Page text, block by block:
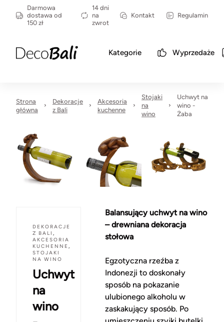
Darmowa
dostawa od
150 zł
14 dni
na
zwrot
Kontakt Regulamin
Kategorie Wyprzedaże
Strona
główna
Dekoracje
z Bali
Akcesoria
kuchenne
Stojaki
na
wino
Uchwyt na
wino -
Żaba
DEKORACJE
Z BALI ,
AKCESORIA
KUCHENNE ,
STOJAKI
NA WINO
Uchwyt
na
wino
Balansujący uchwyt na wino
– drewniana dekoracja
stołowa
Egzotyczna rzeźba z
Indonezji to doskonały
sposób na pokazanie
ulubionego alkoholu w
zaskakujący sposób. Po